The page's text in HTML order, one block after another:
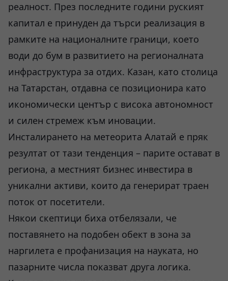
реалност. През последните години руският
капитал е принуден да търси реализация в
рамките на националните граници, което
води до бум в развитието на регионалната
инфраструктура за отдих. Казан, като столица
на Татарстан, отдавна се позиционира като
икономически център с висока автономност
и силен стремеж към иновации.
Инсталирането на метеорита Алатай е пряк
резултат от тази тенденция – парите остават в
региона, а местният бизнес инвестира в
уникални активи, които да генерират траен
поток от посетители.
Някои скептици биха отбелязали, че
поставянето на подобен обект в зона за
наргилета е профанизация на науката, но
пазарните числа показват друга логика.